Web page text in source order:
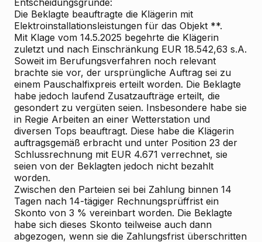
Entscheidungsgründe:
Die Beklagte beauftragte die Klägerin mit
Elektroinstallationsleistungen für das Objekt **.
Mit Klage vom 14.5.2025 begehrte die Klägerin
zuletzt und nach Einschränkung EUR 18.542,63 s.A.
Soweit im Berufungsverfahren noch relevant
brachte sie vor, der ursprüngliche Auftrag sei zu
einem Pauschalfixpreis erteilt worden. Die Beklagte
habe jedoch laufend Zusatzaufträge erteilt, die
gesondert zu vergüten seien. Insbesondere habe sie
in Regie Arbeiten an einer Wetterstation und
diversen Tops beauftragt. Diese habe die Klägerin
auftragsgemäß erbracht und unter Position 23 der
Schlussrechnung mit EUR 4.671 verrechnet, sie
seien von der Beklagten jedoch nicht bezahlt
worden.
Zwischen den Parteien sei bei Zahlung binnen 14
Tagen nach 14-tägiger Rechnungsprüffrist ein
Skonto von 3 % vereinbart worden. Die Beklagte
habe sich dieses Skonto teilweise auch dann
abgezogen, wenn sie die Zahlungsfrist überschritten